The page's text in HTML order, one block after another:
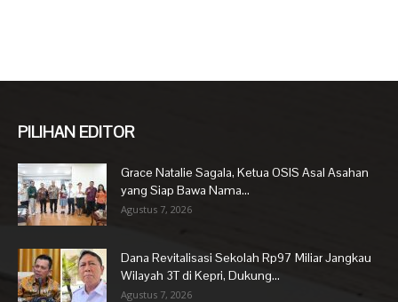
PILIHAN EDITOR
Grace Natalie Sagala, Ketua OSIS Asal Asahan
yang Siap Bawa Nama...
Agustus 7, 2026
Dana Revitalisasi Sekolah Rp97 Miliar Jangkau
Wilayah 3T di Kepri, Dukung...
Agustus 7, 2026